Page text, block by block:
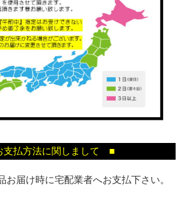
払方法に関しまして ■
お届け時に宅配業者へお支払下さい。